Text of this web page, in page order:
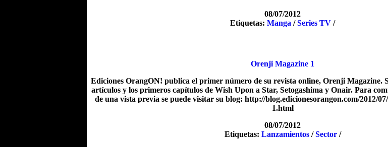
08/07/2012
Etiquetas: Manga /Series TV /
Orenji Magazine 1
Ediciones OrangON! publica el primer número de su revista online, Orenji Magazine.
artículos y los primeros capítulos de Wish Upon a Star, Setogashima y Onair. Para
de una vista previa se puede visitar su blog: http://blog.edicionesorangon.com/2012/
1.html
08/07/2012
Etiquetas: Lanzamientos/Sector/